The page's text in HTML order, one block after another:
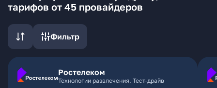
тарифов от 45 провайдеров
Фильтр
Ростелеком
Технологии развлечения. Тест-драйв